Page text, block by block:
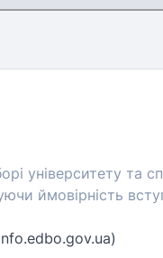
університету та
ймовірність